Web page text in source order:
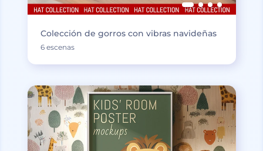
Colección de gorros con vibras navideñas
6 escenas